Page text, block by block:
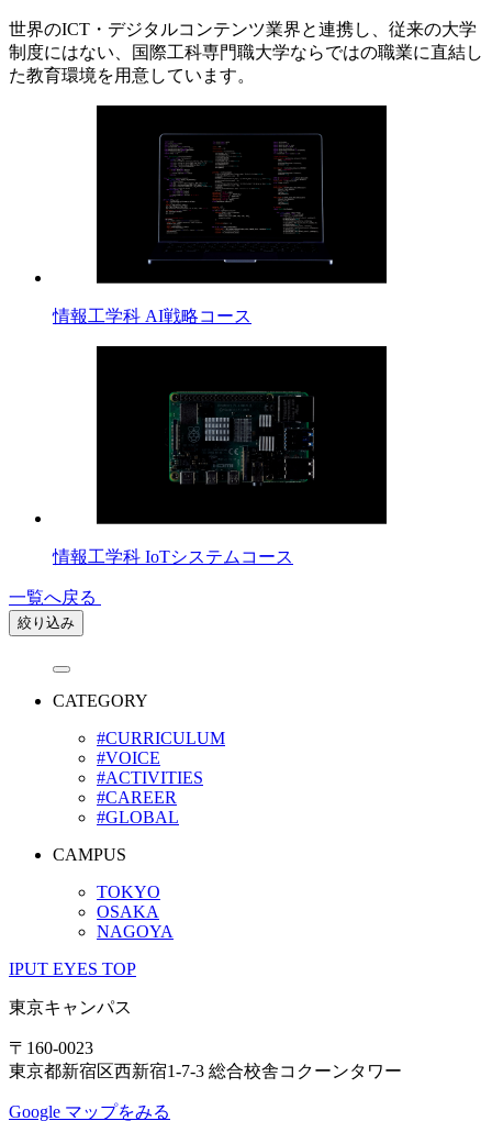
世界のICT・デジタルコンテンツ業界と連携し、従来の大学
制度にはない、国際工科専門職大学ならではの職業に直結し
た教育環境を用意しています。
情報工学科 AI戦略コース
情報工学科 IoTシステムコース
一覧へ戻る
絞り込み
CATEGORY
#CURRICULUM
#VOICE
#ACTIVITIES
#CAREER
#GLOBAL
CAMPUS
TOKYO
OSAKA
NAGOYA
IPUT EYES TOP
東京キャンパス
〒160-0023
東京都新宿区西新宿1-7-3 総合校舎コクーンタワー
Google マップをみる